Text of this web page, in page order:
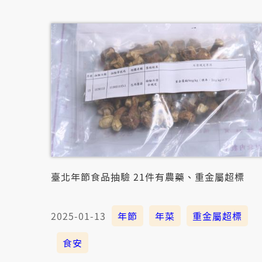
臺北年節食品抽驗 21件有農藥、重金屬超標
2025-01-13 年節 年菜
重金屬超標
食安